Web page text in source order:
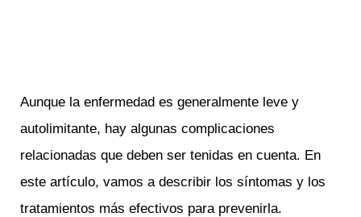
Aunque la enfermedad es generalmente leve y
autolimitante, hay algunas complicaciones
relacionadas que deben ser tenidas en cuenta. En
este artículo, vamos a describir los síntomas y los
tratamientos más efectivos para prevenirla.